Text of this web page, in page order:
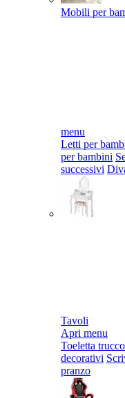
Mobili per
menu
Letti per
per bambini
successivi
Tavoli
Apri menu
Toeletta trucco
decorativi
pranzo